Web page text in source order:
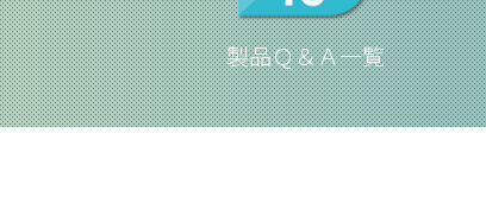
製品Ｑ＆Ａ一覧